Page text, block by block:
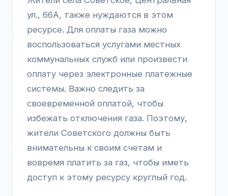
ул., 66А, также нуждаются в этом
ресурсе. Для оплаты газа можно
воспользоваться услугами местных
коммунальных служб или произвести
оплату через электронные платежные
системы. Важно следить за
своевременной оплатой, чтобы
избежать отключения газа. Поэтому,
жители Советского должны быть
внимательны к своим счетам и
вовремя платить за газ, чтобы иметь
доступ к этому ресурсу круглый год.